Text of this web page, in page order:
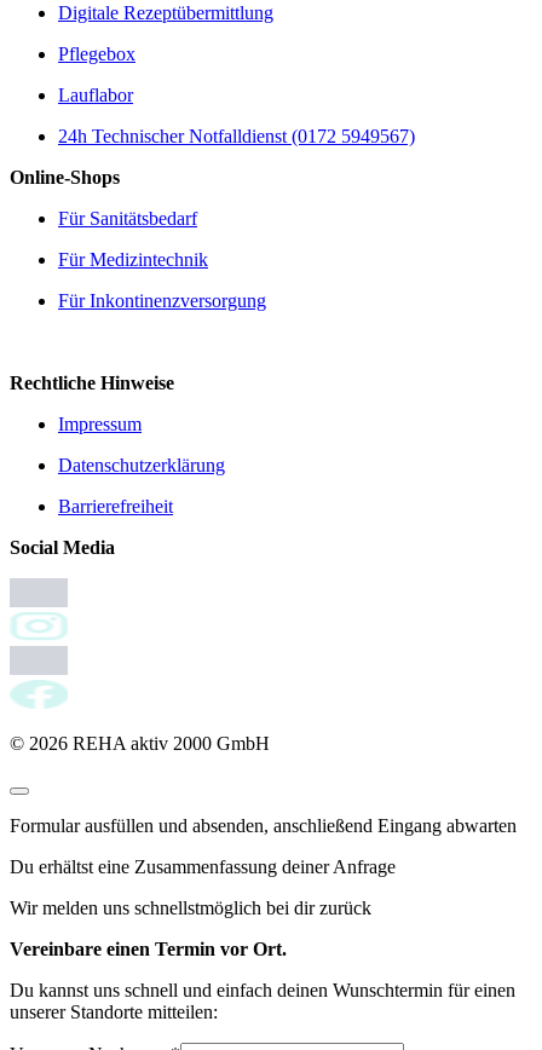
Digitale Rezeptübermittlung
Pflegebox
Lauflabor
24h Technischer Notfalldienst (0172 5949567)
Online-Shops
Für Sanitätsbedarf
Für Medizintechnik
Für Inkontinenzversorgung
Rechtliche Hinweise
Impressum
Datenschutzerklärung
Barrierefreiheit
Social Media
© 2026 REHA aktiv 2000 GmbH
Formular ausfüllen und absenden, anschließend Eingang abwarten
Du erhältst eine Zusammenfassung deiner Anfrage
Wir melden uns schnellstmöglich bei dir zurück
Vereinbare einen Termin vor Ort.
Du kannst uns schnell und einfach deinen Wunschtermin für einen
unserer Standorte mitteilen: